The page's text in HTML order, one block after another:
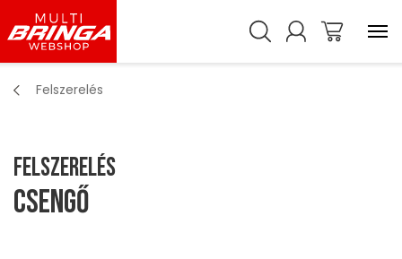
Felszerelés
Felszerelés
Csengő